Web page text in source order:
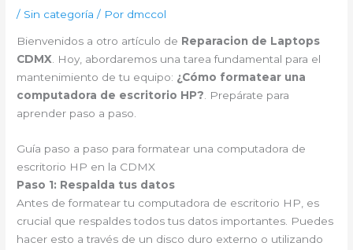
/ Sin categoría / Por dmccol
Bienvenidos a otro artículo de Reparacion de Laptops
CDMX. Hoy, abordaremos una tarea fundamental para el
mantenimiento de tu equipo: ¿Cómo formatear una
computadora de escritorio HP?. Prepárate para
aprender paso a paso.
Guía paso a paso para formatear una computadora de
escritorio HP en la CDMX
Paso 1: Respalda tus datos
Antes de formatear tu computadora de escritorio HP, es
crucial que respaldes todos tus datos importantes. Puedes
hacer esto a través de un disco duro externo o utilizando